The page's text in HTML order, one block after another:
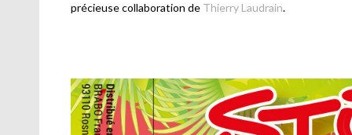
précieuse collaboration de Thierry Laudrain.